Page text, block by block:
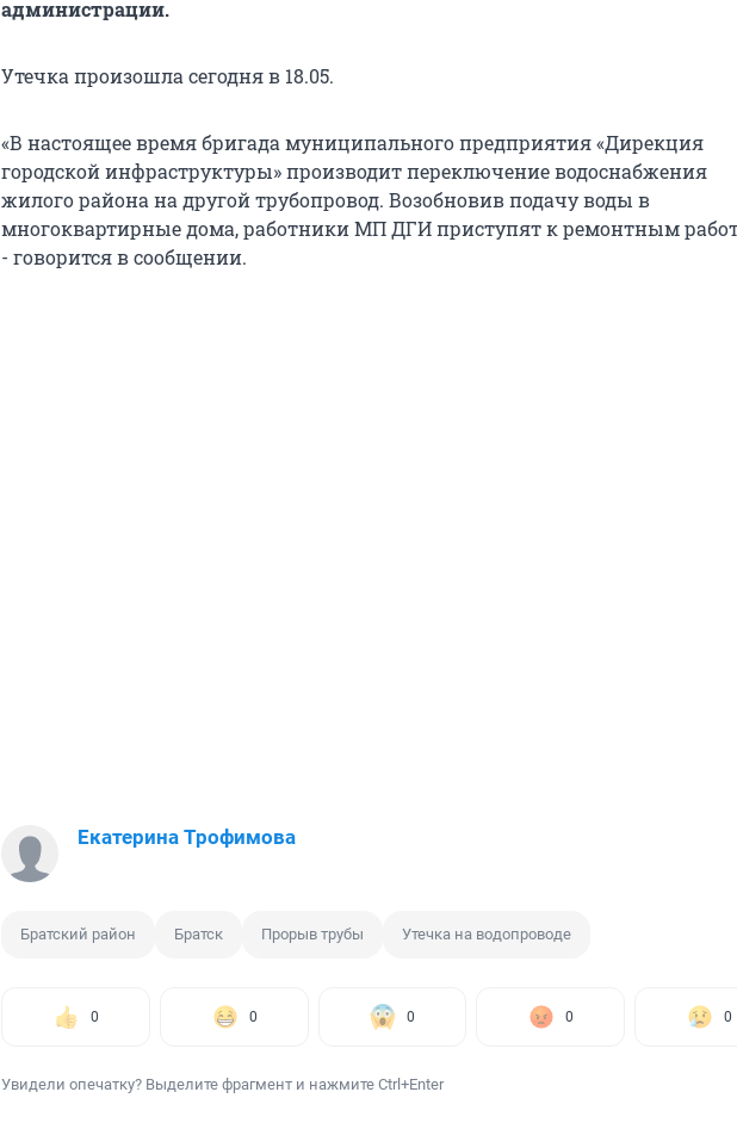
администрации.
Утечка произошла сегодня в 18.05.
«В настоящее время бригада муниципального предприятия «Дирекция
городской инфраструктуры» производит переключение водоснабжения
жилого района на другой трубопровод. Возобновив подачу воды в
многоквартирные дома, работники МП ДГИ приступят к ремонтным
- говорится в сообщении.
Екатерина Трофимова
Братский район Братск Прорыв трубы Утечка на водопроводе
0 0 0 0 0
Увидели опечатку? Выделите фрагмент и нажмите Ctrl+Enter